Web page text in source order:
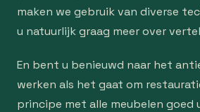
maken we gebruik van diverse
u natuurlijk graag meer over
En bent u benieuwd naar het
werken als het gaat om
principe met alle meubelen goed